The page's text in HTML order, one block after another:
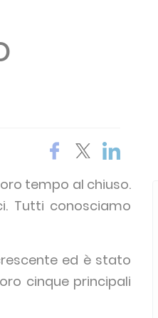
tempo al chiuso.
Tutti conosciamo
ed è stato
cinque principali